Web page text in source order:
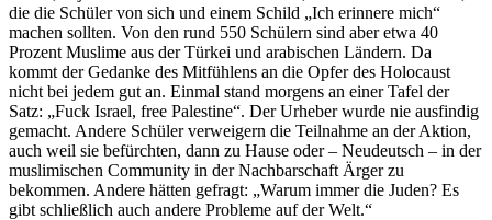
die die Schüler von sich und einem Schild „Ich erinnere mich“
machen sollten. Von den rund 550 Schülern sind aber etwa 40
Prozent Muslime aus der Türkei und arabischen Ländern. Da
kommt der Gedanke des Mitfühlens an die Opfer des Holocaust
nicht bei jedem gut an. Einmal stand morgens an einer Tafel der
Satz: „Fuck Israel, free Palestine“. Der Urheber wurde nie ausfindig
gemacht. Andere Schüler verweigern die Teilnahme an der Aktion,
auch weil sie befürchten, dann zu Hause oder – Neudeutsch – in der
muslimischen Community in der Nachbarschaft Ärger zu
bekommen. Andere hätten gefragt: „Warum immer die Juden? Es
gibt schließlich auch andere Probleme auf der Welt.“